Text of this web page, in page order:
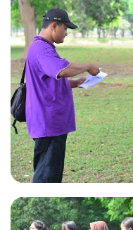
Kegiatan
SNEUSA